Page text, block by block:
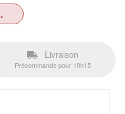
Livraison
Précommande pour 19h15